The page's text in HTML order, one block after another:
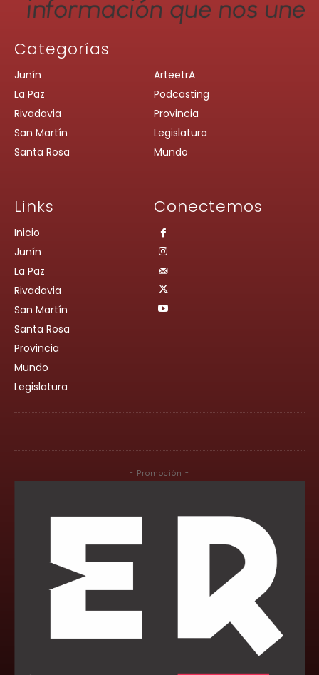
Categorías
Junín
La Paz
Rivadavia
San Martín
Santa Rosa
ArteetrA
Podcasting
Provincia
Legislatura
Mundo
Links
Inicio
Junín
La Paz
Rivadavia
San Martín
Santa Rosa
Provincia
Mundo
Legislatura
Conectemos
- Promoción -